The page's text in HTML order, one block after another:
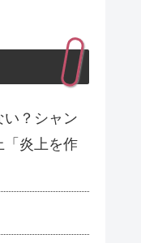
い？シャン
炎上を作